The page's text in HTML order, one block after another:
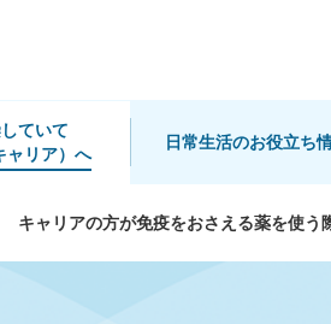
ていて
ャリア）へ
キャリアの方が免疫をおさえる薬を使う
日常生活のお役立ち